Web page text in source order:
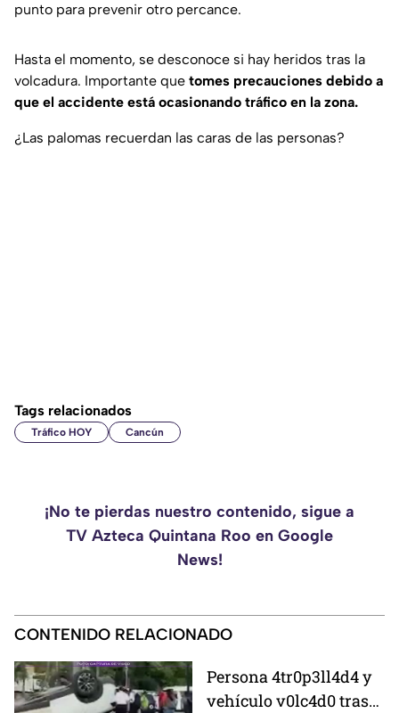
punto para prevenir otro percance.
Hasta el momento, se desconoce si hay heridos tras la
volcadura. Importante que tomes precauciones debido a
que el accidente está ocasionando tráfico en la zona.
¿Las palomas recuerdan las caras de las personas?
Tags relacionados
Tráfico HOY Cancún
¡No te pierdas nuestro contenido, sigue a
TV Azteca Quintana Roo en Google
News!
CONTENIDO RELACIONADO
Persona 4tr0p3ll4d4 y
vehículo v0lc4d0 tras